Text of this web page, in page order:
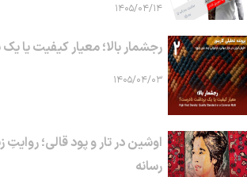
۱۴۰۵/۰۴/۱۴
رجشمار بالا؛ معیار کیفیت یا
۱۴۰۵/۰۴/۰۳
اوشین در تار و پود قالی؛ روایتِ
رسانه